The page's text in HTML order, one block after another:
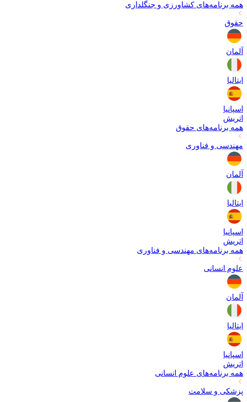
همه برنامه‌های کشاورزی و جنگلداری
حقوق
آلمان
ایتالیا
اسپانیا
اتریش
همه برنامه‌های حقوق
مهندسی و فناوری
آلمان
ایتالیا
اسپانیا
اتریش
همه برنامه‌های مهندسی و فناوری
علوم انسانی
آلمان
ایتالیا
اسپانیا
اتریش
همه برنامه‌های علوم انسانی
پزشکی و سلامت